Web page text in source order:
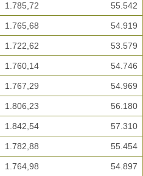
1.785,72 55.542
1.765,68 54.919
1.722,62 53.579
1.760,14 54.746
1.767,29 54.969
1.806,23 56.180
1.842,54 57.310
1.782,88 55.454
1.764,98 54.897